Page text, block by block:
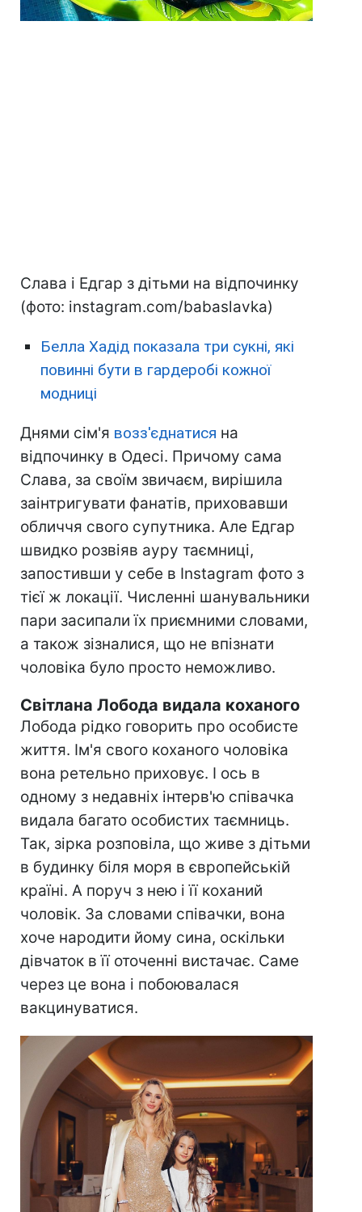
Слава і Едгар з дітьми на відпочинку
(фото: instagram.com/babaslavka)
Белла Хадід показала три сукні, які
повинні бути в гардеробі кожної
модниці
Днями сім'я возз'єднатися на
відпочинку в Одесі. Причому сама
Слава, за своїм звичаєм, вирішила
заінтригувати фанатів, приховавши
обличчя свого супутника. Але Едгар
швидко розвіяв ауру таємниці,
запостивши у себе в Instagram фото з
тієї ж локації. Численні шанувальники
пари засипали їх приємними словами,
а також зізналися, що не впізнати
чоловіка було просто неможливо.
Світлана Лобода видала коханого
Лобода рідко говорить про особисте
життя. Ім'я свого коханого чоловіка
вона ретельно приховує. І ось в
одному з недавніх інтерв'ю співачка
видала багато особистих таємниць.
Так, зірка розповіла, що живе з дітьми
в будинку біля моря в європейській
країні. А поруч з нею і її коханий
чоловік. За словами співачки, вона
хоче народити йому сина, оскільки
дівчаток в її оточенні вистачає. Саме
через це вона і побоювалася
вакцинуватися.